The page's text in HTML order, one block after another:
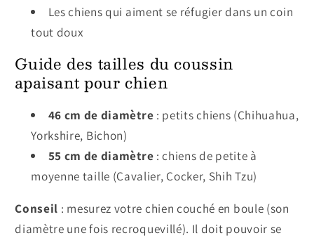
Les chiens qui aiment se réfugier dans un coin
tout doux
Guide des tailles du coussin
apaisant pour chien
46 cm de diamètre : petits chiens (Chihuahua,
Yorkshire, Bichon)
55 cm de diamètre : chiens de petite à
moyenne taille (Cavalier, Cocker, Shih Tzu)
Conseil : mesurez votre chien couché en boule (son
diamètre une fois recroquevillé). Il doit pouvoir se